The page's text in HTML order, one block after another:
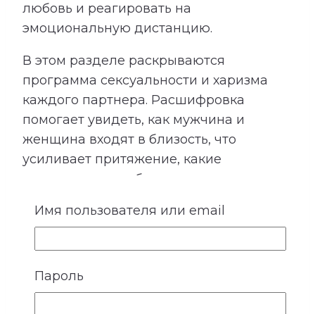
любовь и реагировать на
эмоциональную дистанцию.
В этом разделе раскрываются
программа сексуальности и харизма
каждого партнера. Расшифровка
помогает увидеть, как мужчина и
женщина входят в близость, что
усиливает притяжение, какие
ожидания могут быть невысказанными
относиться к границам друг друга.
Имя пользователя или email
Пароль